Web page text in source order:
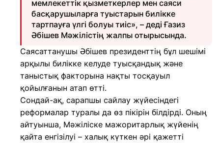
мемлекеттік қызметкерлер мен саяси
басқарушыларға туыстарын билікке
тартпауға үлгі болуы тиіс», – деді Ғазиз
Әбішев Мәжілістің жалпы отырысында.
Саясаттанушы Әбішев президенттің бұл шешімі
арқылы билікке келуде туысқандық және
таныстық факторына нақты тосқауыл
қойылғанын атап өтті.
Сондай-ақ, сарапшы сайлау жүйесіндегі
реформалар туралы да өз пікірін білдірді. Оның
айтуынша, Мәжіліске мажоритарлық жүйенің
қайта енгізілуі – халық күткен әрі қажетті